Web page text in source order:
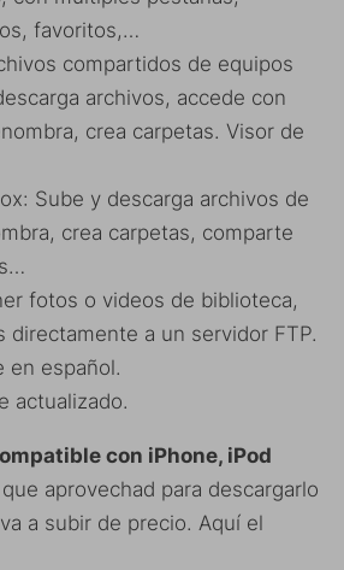
favoritos,…
compartidos de equipos
archivos, accede con
crea carpetas. Visor de
Sube y descarga archivos de
crea carpetas, comparte
fotos o videos de biblioteca,
directamente a un servidor FTP.
en español.
actualizado.
con iPhone, iPod
aprovechad para descargarlo
a subir de precio. Aquí el